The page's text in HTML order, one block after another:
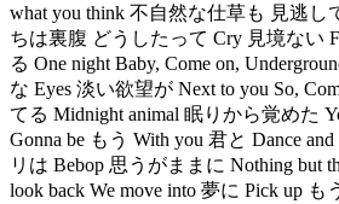
what you think 不自然な仕草も 見逃し
ちは裏腹 どうしたって Cry 見境ない
る One night Baby, Come on,
な Eyes 淡い欲望が Next to you So,
てる Midnight animal 眠りから覚めた
Gonna be もう With you 君と Dance and
リは Bebop 思うがままに Nothing but
look back We move into 夢に Pick up